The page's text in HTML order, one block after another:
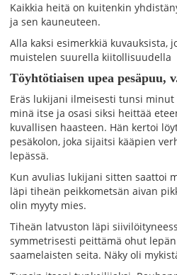
Kaikkia heitä on kuitenkin
ja sen kauneuteen.
Alla kaksi esimerkkiä kuvauksista,
muistelen suurella kiitollisuudella
Töyhtötiaisen upea pesäpuu,
Eräs lukijani ilmeisesti tunsi
minä itse ja osasi siksi heittää
kuvallisen haasteen. Hän kertoi
pesäkolon, joka sijaitsi kääpien
lepässä.
Kun avulias lukijani sitten saattoi
läpi tiheän peikkometsän aivan
olin myyty mies.
Tiheän latvuston läpi
symmetrisesti peittämä ohut
saamelaisten seita. Näky oli